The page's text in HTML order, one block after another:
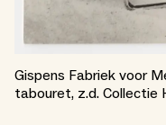
Gispens Fabriek voor
tabouret, z.d. Collectie